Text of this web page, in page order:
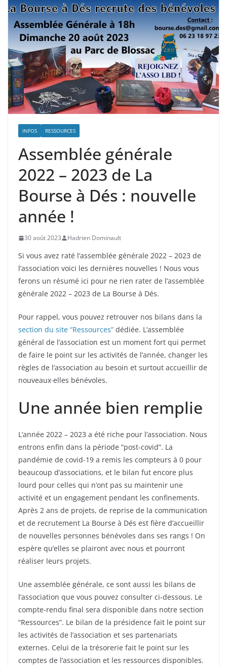
INFOS RESSOURCES
Assemblée générale
2022 – 2023 de La
Bourse à Dés : nouvelle
année !
30 août 2023 Hadrien Dominault
Si vous avez raté l’assemblée générale 2022 – 2023 de
l’association voici les dernières nouvelles ! Nous vous
ferons un résumé ici pour ne rien rater de l’assemblée
générale 2022 – 2023 de La Bourse à Dés.
Pour rappel, vous pouvez retrouver nos bilans dans la
section du site “Ressources” dédiée. L’assemblée
général de l’association est un moment fort qui permet
de faire le point sur les activités de l’année, changer les
règles de l’association au besoin et surtout accueillir de
nouveaux·elles bénévoles.
Une année bien remplie
L’année 2022 – 2023 a été riche pour l’association. Nous
entrons enfin dans la période “post-covid”. La
pandémie de covid-19 a remis les compteurs à 0 pour
beaucoup d’associations, et le bilan fut encore plus
lourd pour celles qui n’ont pas su maintenir une
activité et un engagement pendant les confinements.
Après 2 ans de projets, de reprise de la communication
et de recrutement La Bourse à Dés est fière d’accueillir
de nouvelles personnes bénévoles dans ses rangs ! On
espère qu’elles se plairont avec nous et pourront
réaliser leurs projets.
Une assemblée générale, ce sont aussi les bilans de
l’association que vous pouvez consulter ci-dessous. Le
compte-rendu final sera disponible dans notre section
“Ressources”. Le bilan de la présidence fait le point sur
les activités de l’association et ses partenariats
externes. Celui de la trésorerie fait le point sur les
comptes de l’association et les ressources disponibles.